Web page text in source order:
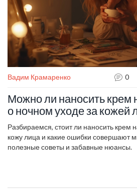
Вадим Крамаренко 0
Можно ли наносить крем
о ночном уходе за кожей
Разбираемся, стоит ли наносить крем
кожу лица и какие ошибки совершают
полезные советы и забавные нюансы.